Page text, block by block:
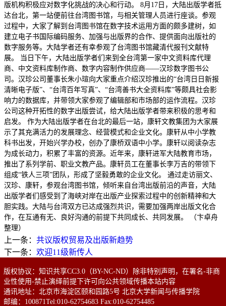
版机构积极应对数字化挑战的决心和行动。 8月17日，大陆出版学者抵
达台北，第一站便前往台湾图书馆，与相关管理人员进行座谈。参观
过程中，大家了解到台湾图书馆在数字技术运用方面的颇多建树，如
建立电子书国际编码服务、加强与出版界的合作、提供面向出版社的
数字服务等。大陆学者还有幸参观了台湾图书馆藏清代报刊文献特
展。 当日下午，大陆出版学者们来到全台湾第一家中文资料库代理
商、中文资料库制作商、数字内容制作供应商——汉珍数字图书公
司。汉珍公司董事长朱小瑄向大家重点介绍汉珍推出的“台湾日日新报
清晰电子版”、“台湾百年写真”、“台湾善书大全资料库”等颇具社会影
响力的数据库，并带领大家参观了编辑部和市场部的运作流程。汉珍
公司这种开拓性的数字出版尝试，给大陆出版学者带来积极的思考和
启发。 作为大陆出版学者在台北的最后一站，康轩文教集团为大家展
示了其充满活力的发展理念、经营模式和企业文化。康轩从中小学教
科书出发，开始兴学办校，创办了康桥双语中小学。康轩以阅读杂志
为成长动力，积累了丰富的资源。近年来，康轩进军大陆教育市场，
推出了系列学前、职业文教产品。康轩员工在董事长李万吉的带领下
组成“铁人三项”团队，形成了坚毅勇敢的企业文化。 通过走访丽文、
汉珍、康轩，参观台湾图书馆，倾听来自台湾出版前沿的声音，大陆
出版学者们感受到了海峡对岸在出版产业探索过程中的创新精神和大
胆实践。大陆与台湾双方已达成强烈共识，需要加强两岸出版文化合
作，在互通有无、良好沟通的前提下共同成长、共同发展。 （卞卓舟
整理）
上一条： 共议版权贸易及出版新趋势
下一条： 欢迎11级新传人
版权协议：知识共享CC3.0（BY-NC-ND）除非特别声明，在署名-非商
业性使用-禁止演绎前提下许可向公共领域传播本站内容
通讯地址：北京市海淀区颐和园路5号 北京大学新闻与传播学院
邮编：100871Tel:010-62754683 Fax:010-62754485